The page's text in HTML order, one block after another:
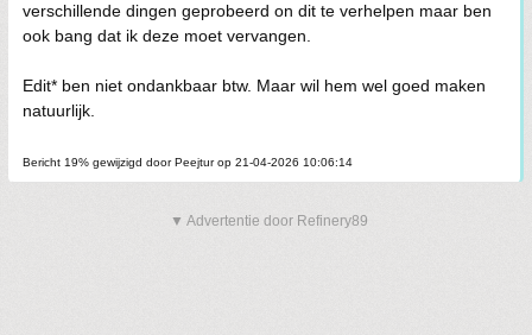
verschillende dingen geprobeerd on dit te verhelpen maar ben
ook bang dat ik deze moet vervangen.
Edit* ben niet ondankbaar btw. Maar wil hem wel goed maken
natuurlijk.
Bericht 19% gewijzigd door Peejtur op 21-04-2026 10:06:14
▼ Advertentie door Refinery89